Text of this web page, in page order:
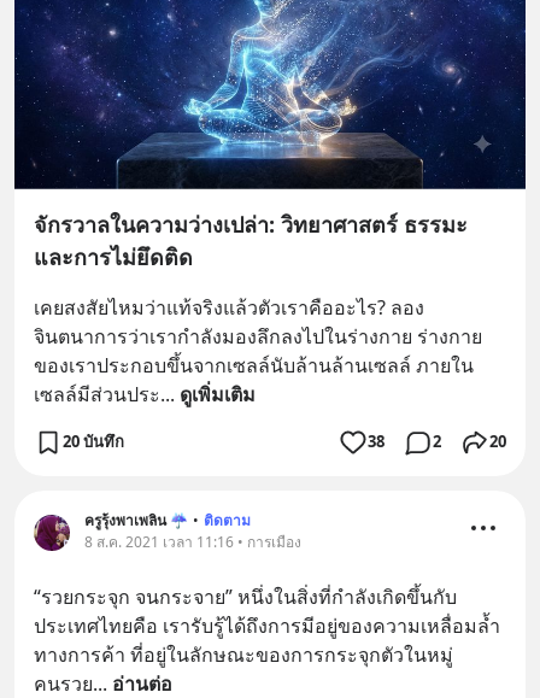
จักรวาลในความว่างเปล่า: วิทยาศาสตร์ ธรรมะ
และการไม่ยึดติด
เคยสงสัยไหมว่าแท้จริงแล้วตัวเราคืออะไร? ลอง
จินตนาการว่าเรากำลังมองลึกลงไปในร่างกาย ร่างกาย
ของเราประกอบขึ้นจากเซลล์นับล้านล้านเซลล์ ภายใน
เซลล์มีส่วนประ... ดูเพิ่มเติม
20 บันทึก 38 2 20
ครูรุ้งพาเพลิน ☔︎︎ • ติดตาม
8 ส.ค. 2021 เวลา 11:16 • การเมือง
“รวยกระจุก จนกระจาย” หนึ่งในสิ่งที่กำลังเกิดขึ้นกับ
ประเทศไทยคือ เรารับรู้ได้ถึงการมีอยู่ของความเหลื่อมล้ำ
ทางการค้า ที่อยู่ในลักษณะของการกระจุกตัวในหมู่
คนรวย... อ่านต่อ